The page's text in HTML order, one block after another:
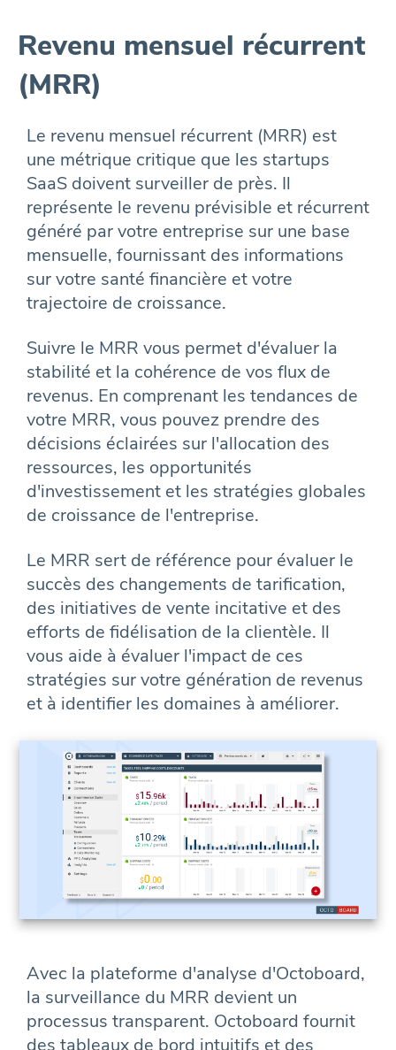
Revenu mensuel récurrent
(MRR)
Le revenu mensuel récurrent (MRR) est
une métrique critique que les startups
SaaS doivent surveiller de près. Il
représente le revenu prévisible et récurrent
généré par votre entreprise sur une base
mensuelle, fournissant des informations
sur votre santé financière et votre
trajectoire de croissance.
Suivre le MRR vous permet d'évaluer la
stabilité et la cohérence de vos flux de
revenus. En comprenant les tendances de
votre MRR, vous pouvez prendre des
décisions éclairées sur l'allocation des
ressources, les opportunités
d'investissement et les stratégies globales
de croissance de l'entreprise.
Le MRR sert de référence pour évaluer le
succès des changements de tarification,
des initiatives de vente incitative et des
efforts de fidélisation de la clientèle. Il
vous aide à évaluer l'impact de ces
stratégies sur votre génération de revenus
et à identifier les domaines à améliorer.
Avec la plateforme d'analyse d'Octoboard,
la surveillance du MRR devient un
processus transparent. Octoboard fournit
des tableaux de bord intuitifs et des